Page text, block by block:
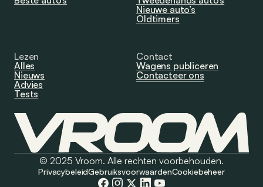
Nieuwe auto’s
Oldtimers
Lezen
Alles
Nieuws
Advies
Tests
Contact
Wagens publiceren
Contacteer ons
© 2025 Vroom. Alle rechten voorbehouden.
PrivacybeleidGebruiksvoorwaardenCookiebeheer